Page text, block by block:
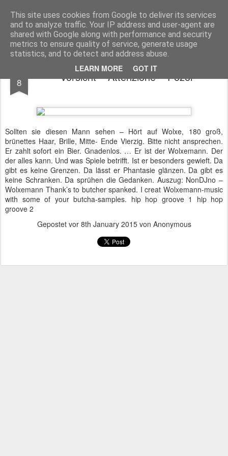
This site uses cookies from Google to deliver its services
and to analyze traffic. Your IP address and user-agent are
shared with Google along with performance and security
metrics to ensure quality of service, generate usage
statistics, and to detect and address abuse.
LEARN MORE GOT IT
NONNO baut um
Startseite
8 Vorsicht – Attenzione – Pozor
Sollten sie diesen Mann sehen – Hört auf Wolxe, 180 groß,
brünettes Haar, Brille, Mitte- Ende Vierzig. Bitte nicht ansprechen.
Er zahlt sofort ein Bier. Gnadenlos. … Er ist der Wolxemann. Der
der alles kann. Und was Spiele betrifft. Ist er besonders gewieft. Da
gibt es keine Grenzen. Da lässt er Phantasie glänzen. Da gibt es
keine Schranken. Da sprühen die Gedanken. Auszug: NonDJno –
Wolxemann Thank’s to butcher spanked. I creat Wolxemann-music
with some of your butcha-samples. hip hop groove 1 hip hop
groove 2
Gepostet vor 8th January 2015von Anonymous